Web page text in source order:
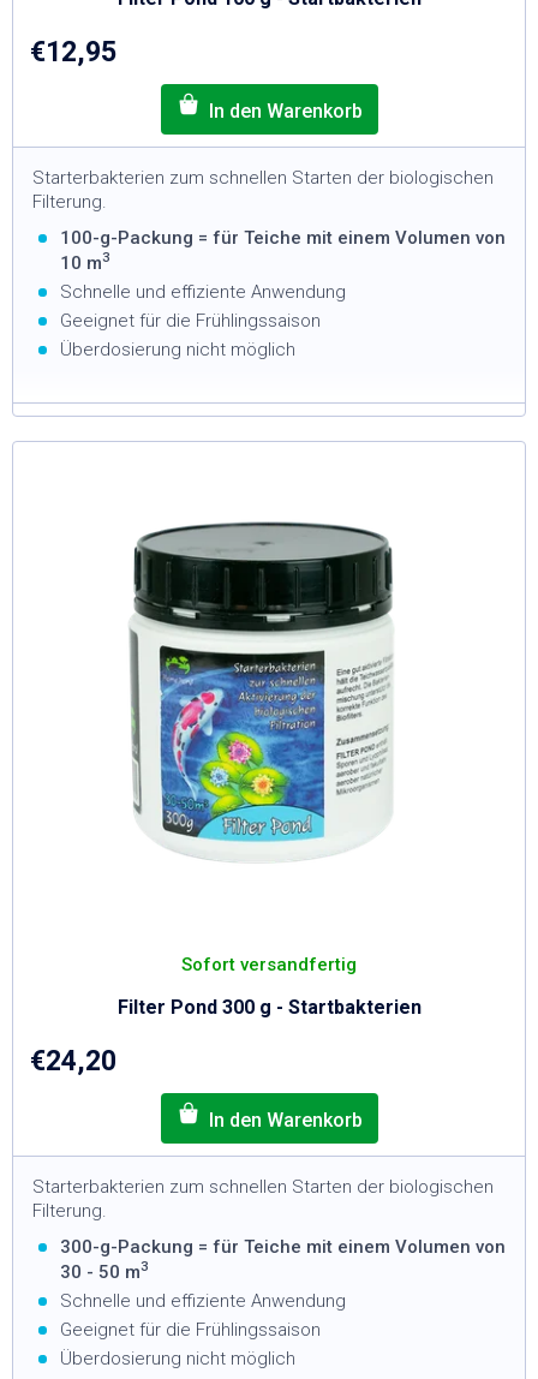
€12,95
Starterbakterien zum schnellen Starten der biologischen
Filterung.
100-g-Packung = für Teiche mit einem Volumen von
10 m3
Schnelle und effiziente Anwendung
Geeignet für die Frühlingssaison
Überdosierung nicht möglich
Filter Pond 300 g - Startbakterien
Sofort versandfertig
€24,20
Starterbakterien zum schnellen Starten der biologischen
Filterung.
300-g-Packung = für Teiche mit einem Volumen von
30 - 50 m3
Schnelle und effiziente Anwendung
Geeignet für die Frühlingssaison
Überdosierung nicht möglich